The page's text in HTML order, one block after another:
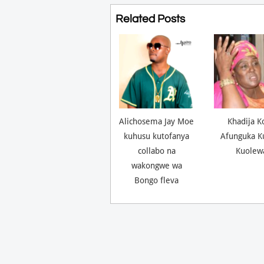
Related Posts
Alichosema Jay Moe
kuhusu kutofanya
collabo na
wakongwe wa
Bongo fleva
Khadija
Afunguka